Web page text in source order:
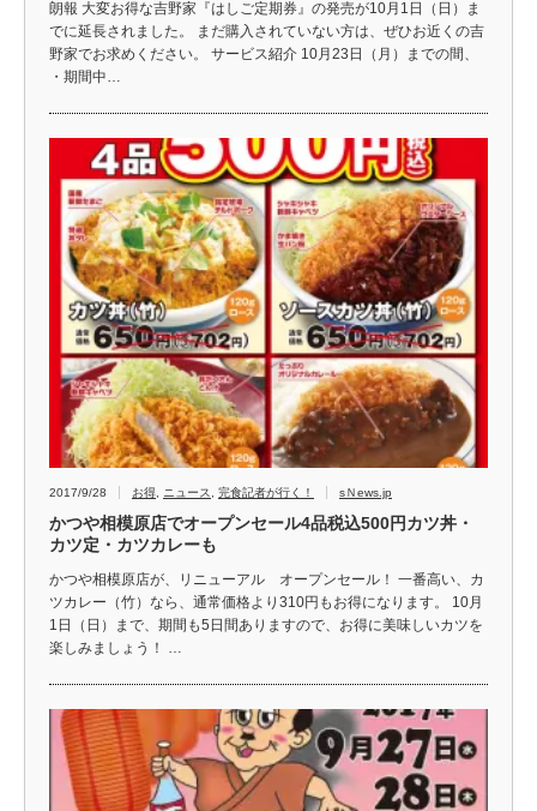
朗報 大変お得な吉野家『はしご定期券』の発売が10月1日（日）ま
でに延長されました。 まだ購入されていない方は、ぜひお近くの吉
野家でお求めください。 サービス紹介 10月23日（月）までの間、
・期間中…
2017/9/28 お得 ニュース 完食記者が行く！ sＮews.jp
かつや相模原店でオープンセール4品税込500円カツ丼・
カツ定・カツカレーも
かつや相模原店が、リニューアル オープンセール！ 一番高い、カ
ツカレー（竹）なら、通常価格より310円もお得になります。 10月
1日（日）まで、期間も5日間ありますので、お得に美味しいカツを
楽しみましょう！ …